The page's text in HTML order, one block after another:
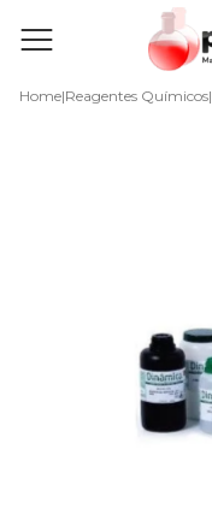
Home|Reagentes Químicos|